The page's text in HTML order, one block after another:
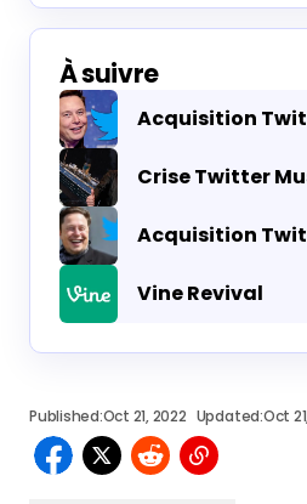
À suivre
Acquisition
Crise Twitter
Acquisition
Vine Revival
Published:Oct 21, 2022 Updated:Oct